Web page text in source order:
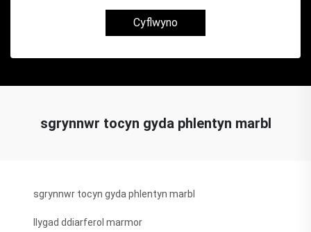
Cyflwyno
sgrynnwr tocyn gyda phlentyn marbl
sgrynnwr tocyn gyda phlentyn marbl
llygad ddiarferol marmor